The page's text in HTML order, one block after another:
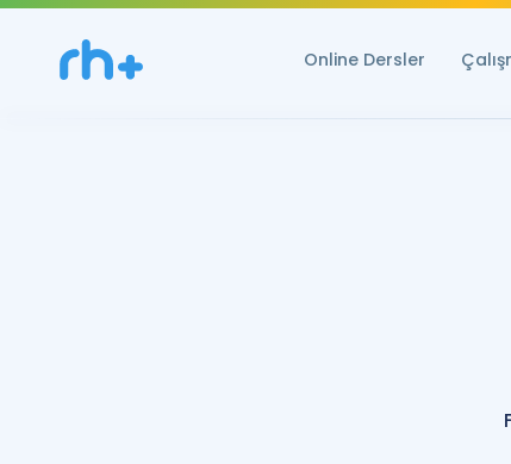
Online Dersler